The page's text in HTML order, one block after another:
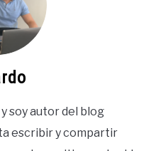
soy autor del blog
escribir y compartir